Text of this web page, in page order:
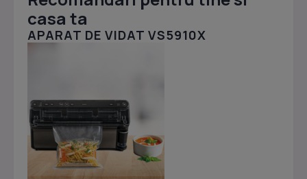
casa ta
APARAT DE VIDAT VS5910X